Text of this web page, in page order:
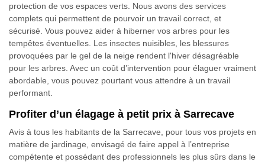
protection de vos espaces verts. Nous avons des services
complets qui permettent de pourvoir un travail correct, et
sécurisé. Vous pouvez aider à hiberner vos arbres pour les
tempêtes éventuelles. Les insectes nuisibles, les blessures
provoquées par le gel de la neige rendent l'hiver désagréable
pour les arbres. Avec un coût d’intervention pour élaguer vraiment
abordable, vous pouvez pourtant vous attendre à un travail
performant.
Profiter d’un élagage à petit prix à Sarrecave
Avis à tous les habitants de la Sarrecave, pour tous vos projets en
matière de jardinage, envisagé de faire appel à l’entreprise
compétente et possédant des professionnels les plus sûrs dans le